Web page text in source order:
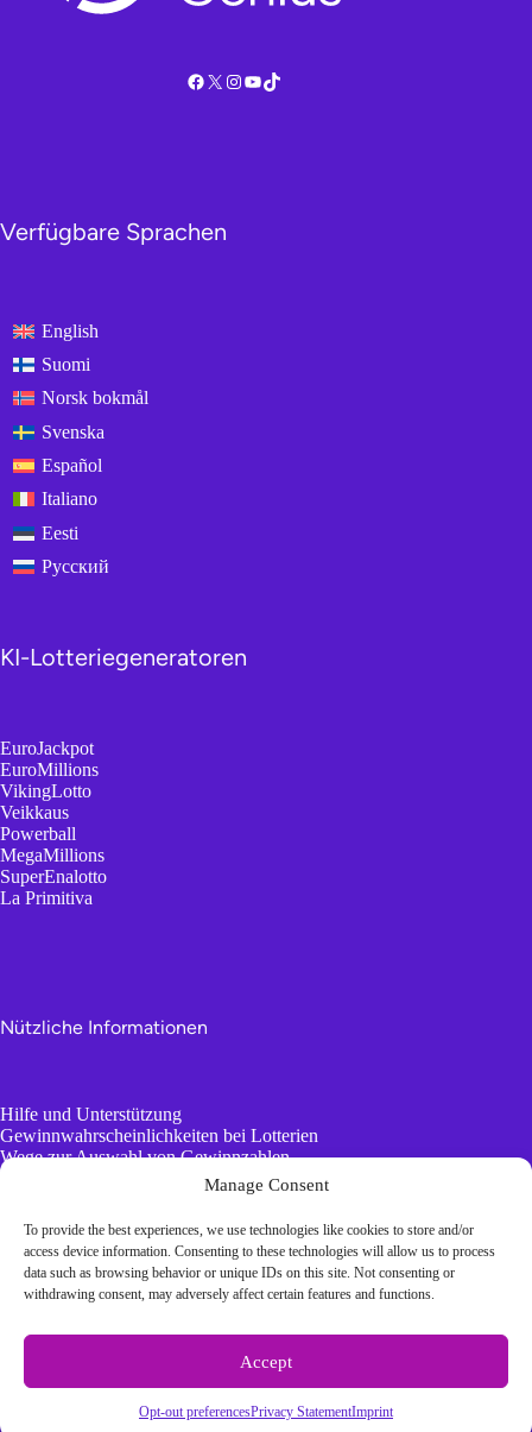
Manage Consent
To provide the best experiences, we use technologies like cookies to store and/or
access device information. Consenting to these technologies will allow us to process
data such as browsing behavior or unique IDs on this site. Not consenting or
withdrawing consent, may adversely affect certain features and functions.
Accept
Opt-out preferencesPrivacy StatementImprint
Facebook
X Instagram
YouTube
TikTok
Verfügbare Sprachen
English
Suomi
Norsk bokmål
Svenska
Español
Italiano
Eesti
Русский
KI-Lotteriegeneratoren
EuroJackpot
EuroMillions
VikingLotto
Veikkaus
Powerball
MegaMillions
SuperEnalotto
La Primitiva
Nützliche Informationen
Hilfe und Unterstützung
Gewinnwahrscheinlichkeiten bei Lotterien
Wege zur Auswahl von Gewinnzahlen
AI vs. Zufallszahlengeneratoren
Langweilige Informationen
Terms and conditions
Imprint
Disclaimer